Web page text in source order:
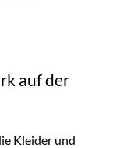
auf der
Kleider und